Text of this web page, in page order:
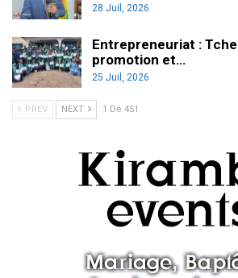
28 Juil, 2026
Entrepreneuriat :
promotion et…
25 Juil, 2026
PREV NEXT 1 De 451